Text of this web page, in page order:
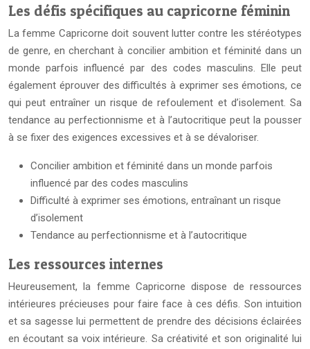
Les défis spécifiques au capricorne féminin
La femme Capricorne doit souvent lutter contre les stéréotypes
de genre, en cherchant à concilier ambition et féminité dans un
monde parfois influencé par des codes masculins. Elle peut
également éprouver des difficultés à exprimer ses émotions, ce
qui peut entraîner un risque de refoulement et d’isolement. Sa
tendance au perfectionnisme et à l’autocritique peut la pousser
à se fixer des exigences excessives et à se dévaloriser.
Concilier ambition et féminité dans un monde parfois
influencé par des codes masculins
Difficulté à exprimer ses émotions, entraînant un risque
d’isolement
Tendance au perfectionnisme et à l’autocritique
Les ressources internes
Heureusement, la femme Capricorne dispose de ressources
intérieures précieuses pour faire face à ces défis. Son intuition
et sa sagesse lui permettent de prendre des décisions éclairées
en écoutant sa voix intérieure. Sa créativité et son originalité lui